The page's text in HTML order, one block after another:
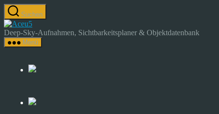
Zum
Inhalt
springen
Suchen
Astrocamp
–
Astrofotografie
Sky-
Deep-Sky-Aufnahmen, Sichtbarkeitsplaner & Objektdatenbank
Menü